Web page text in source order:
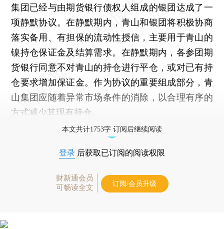
集团已经与由期货银行债权人组成的银团达成了一
项静默协议。在静默期内，青山和银团将积极协商
落实备用、有担保的流动性授信，主要用于青山的
镍持仓保证金及结算需求。在静默期内，各参团期
货银行同意不对青山的持仓进行平仓，或对已有持
仓要求增加保证金。作为协议的重要组成部分，青
山集团应随着异常市场条件的消除，以合理有序的
方式减少其现有持仓。
本文共计1753字 订阅后继续阅读
登录 后获取已订阅的阅读权限
财新通会员
可畅读全文
订阅/会员升级